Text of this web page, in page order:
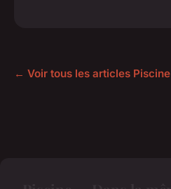
← Voir tous les articles Piscine